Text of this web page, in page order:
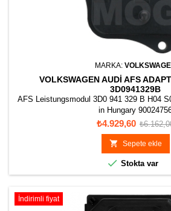
MARKA:
VOLKSWAGEN AUDI AFS
3D0941329B
AFS Leistungsmodul 3D0 941 329 B H04
in Hungary
Fiyat
₺4.929,60 Normal
fiyat
 Sepete ekle
 Stokta var
İndirimli fiyat